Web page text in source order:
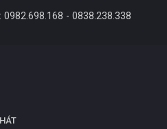
0982.698.168 - 0838.238.338